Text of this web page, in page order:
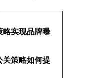
略实现品牌曝
关策略如何提